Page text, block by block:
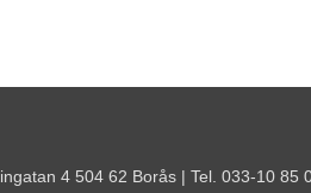
4 504 62 Borås | Tel. 033-10